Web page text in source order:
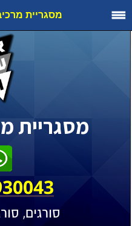
מסגריית
מסגריית
סורגים,